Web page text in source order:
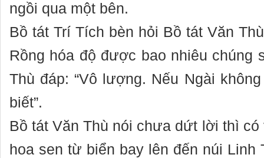
ngồi qua một bên.
Bồ tát Trí Tích bèn hỏi Bồ tát Văn
Rồng hóa độ được bao nhiêu chúng
Thù đáp: “Vô lượng. Nếu Ngài
biết”.
Bồ tát Văn Thù nói chưa dứt lời thì có
hoa sen từ biển bay lên đến núi Linh